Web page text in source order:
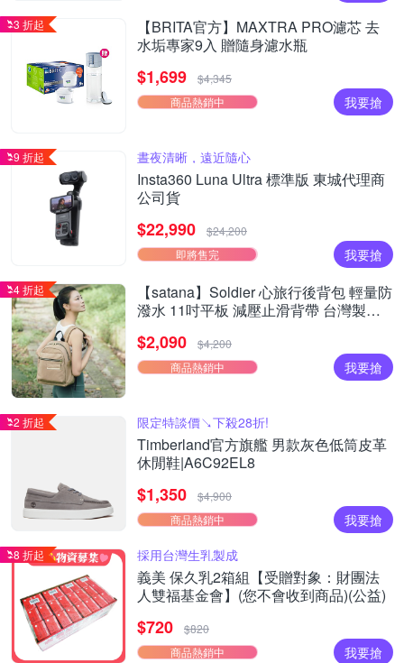
3 折起
【BRITA官方】MAXTRA PRO濾芯 去
水垢專家9入 贈隨身濾水瓶
$1,699
$4,345
商品熱銷中
我要搶
9 折起 晝夜清晰，遠近隨心
Insta360 Luna Ultra 標準版 東城代理商
公司貨
$22,990
$24,200
即將售完
我要搶
4 折起
【satana】Soldier 心旅行後背包 輕量防
潑水 11吋平板 減壓止滑背帶 台灣製
$2,090
$4,200
商品熱銷中
我要搶
2 折起 限定特談價↘下殺28折!
Timberland官方旗艦 男款灰色低筒皮革
休閒鞋|A6C92EL8
$1,350
$4,900
商品熱銷中
我要搶
8 折起 採用台灣生乳製成
義美 保久乳2箱組【受贈對象：財團法
人雙福基金會】(您不會收到商品)(公益)
$720
$820
商品熱銷中
我要搶